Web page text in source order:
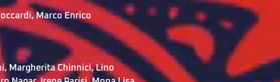
Marco Enrico
, Margherita Chinnici, Lino